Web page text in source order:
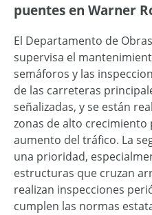
puentes en Warner
El Departamento de
supervisa el
semáforos y las
de las carreteras
señalizadas, y se están
zonas de alto crecimiento
aumento del tráfico. La
una prioridad,
estructuras que cruzan
realizan inspecciones
cumplen las normas